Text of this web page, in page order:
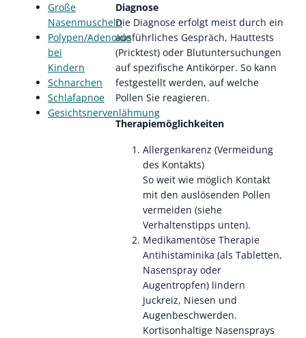
Große
Nasenmuscheln
Polypen/Adenoide
bei
Kindern
Schnarchen
Schlafapnoe
Gesichtsnervenlähmung
Diagnose
Die Diagnose erfolgt meist durch ein
ausführliches Gespräch, Hauttests
(Pricktest) oder Blutuntersuchungen
auf spezifische Antikörper. So kann
festgestellt werden, auf welche
Pollen Sie reagieren.
Therapiemöglichkeiten
Allergenkarenz (Vermeidung
des Kontakts)
So weit wie möglich Kontakt
mit den auslösenden Pollen
vermeiden (siehe
Verhaltenstipps unten).
Medikamentöse Therapie
Antihistaminika (als Tabletten,
Nasenspray oder
Augentropfen) lindern
Juckreiz, Niesen und
Augenbeschwerden.
Kortisonhaltige Nasensprays